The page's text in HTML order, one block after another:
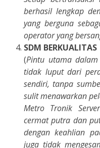
berhasil lengkap
yang berguna
operator yang
SDM BERKUALITAS
(Pintu utama
tidak luput dari
sendiri, tanpa
sulit menawarkan
Metro Tronik
cermat putra dan
dengan keahlian
juga tidak